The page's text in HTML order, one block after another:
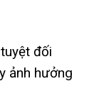
đối
ảnh hưởng